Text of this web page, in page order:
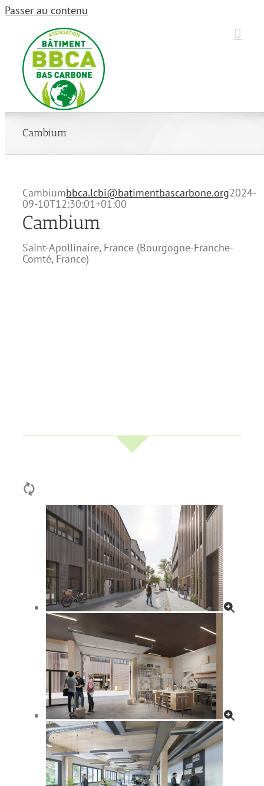
Passer au contenu
Cambium
Cambiumbbca.lcbi@batimentbascarbone.org2024-
09-10T12:30:01+01:00
Cambium
Saint-Apollinaire, France(Bourgogne-Franche-
Comté, France)